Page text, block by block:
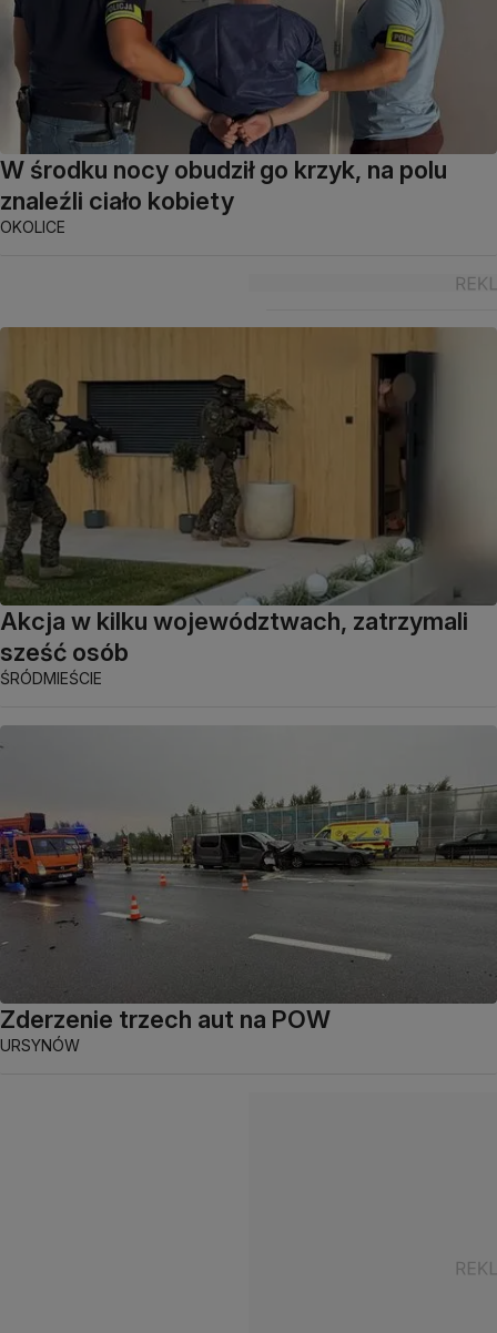
W środku nocy obudził go krzyk, na polu
znaleźli ciało kobiety
OKOLICE
Akcja w kilku województwach, zatrzymali
sześć osób
ŚRÓDMIEŚCIE
Zderzenie trzech aut na POW
URSYNÓW